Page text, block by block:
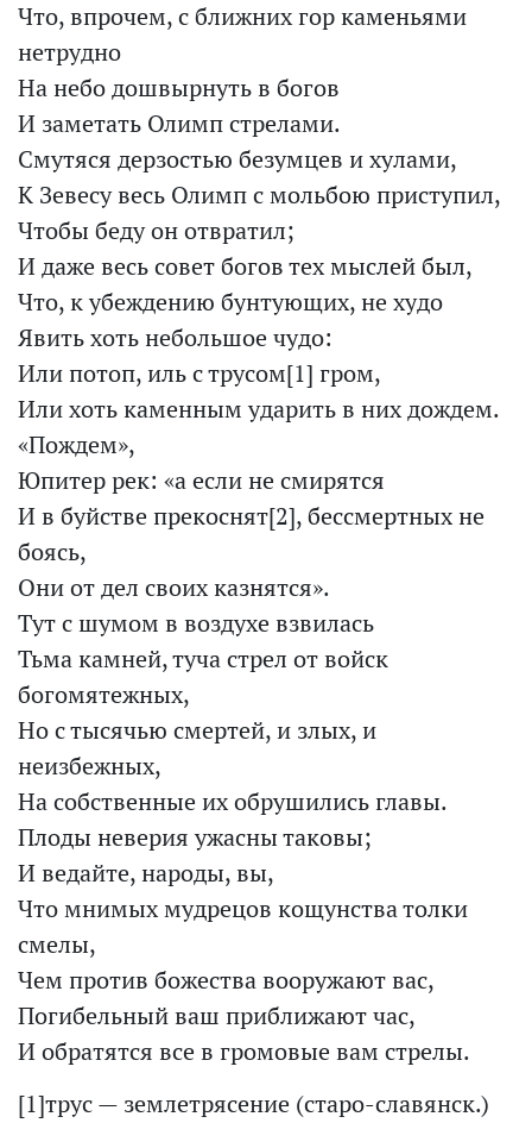
Что, впрочем, с ближних гор каменьями
нетрудно
На небо дошвырнуть в богов
И заметать Олимп стрелами.
Смутяся дерзостью безумцев и хулами,
К Зевесу весь Олимп с мольбою приступил,
Чтобы беду он отвратил;
И даже весь совет богов тех мыслей был,
Что, к убеждению бунтующих, не худо
Явить хоть небольшое чудо:
Или потоп, иль с трусом[1] гром,
Или хоть каменным ударить в них дождем.
«Пождем»,
Юпитер рек: «а если не смирятся
И в буйстве прекоснят[2], бессмертных не
боясь,
Они от дел своих казнятся».
Тут с шумом в воздухе взвилась
Тьма камней, туча стрел от войск
богомятежных,
Но с тысячью смертей, и злых, и
неизбежных,
На собственные их обрушились главы.
Плоды неверия ужасны таковы;
И ведайте, народы, вы,
Что мнимых мудрецов кощунства толки
смелы,
Чем против божества вооружают вас,
Погибельный ваш приближают час,
И обратятся все в громовые вам стрелы.
[1]трус — землетрясение (старо-славянск.)